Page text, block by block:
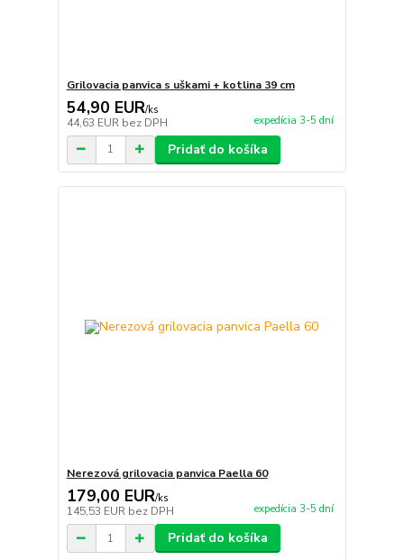
Grilovacia panvica s uškami + kotlina 39 cm
54,90 EUR/ks
44,63 EUR bez DPH expedícia 3-5 dní
Pridať do košíka
Nerezová grilovacia panvica Paella 60
179,00 EUR/ks
145,53 EUR bez DPH expedícia 3-5 dní
Pridať do košíka